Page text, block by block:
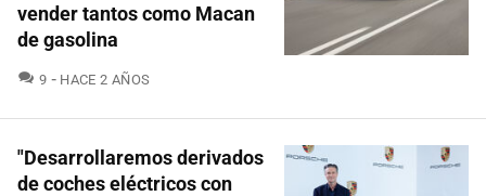
vender tantos como Macan
de gasolina
9 COMENTARIOS
HACE 2 AÑOS
"Desarrollaremos derivados
de coches eléctricos con